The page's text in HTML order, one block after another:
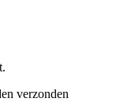
verzonden